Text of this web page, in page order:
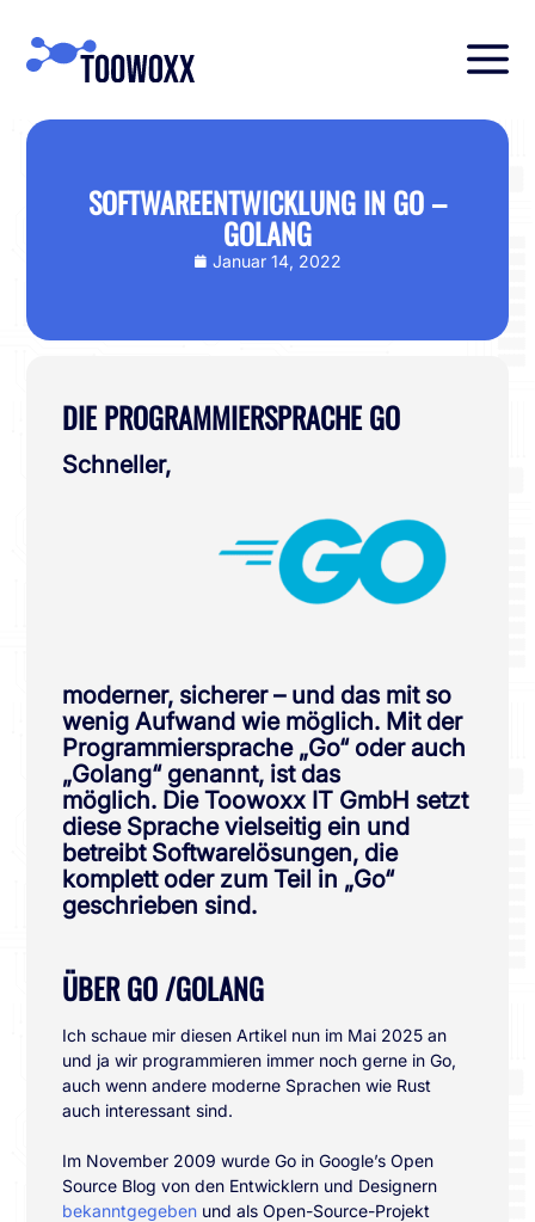
SOFTWAREENTWICKLUNG IN GO –
GOLANG
Januar 14, 2022
DIE PROGRAMMIERSPRACHE GO
Schneller,
moderner, sicherer – und das mit so
wenig Aufwand wie möglich. Mit der
Programmiersprache „Go“ oder auch
„Golang“ genannt, ist das
möglich. Die Toowoxx IT GmbH setzt
diese Sprache vielseitig ein und
betreibt Softwarelösungen, die
komplett oder zum Teil in „Go“
geschrieben sind.
ÜBER GO /GOLANG
Ich schaue mir diesen Artikel nun im Mai 2025 an
und ja wir programmieren immer noch gerne in Go,
auch wenn andere moderne Sprachen wie Rust
auch interessant sind.
Im November 2009 wurde Go in Google’s Open
Source Blog von den Entwicklern und Designern
bekanntgegeben und als Open-Source-Projekt